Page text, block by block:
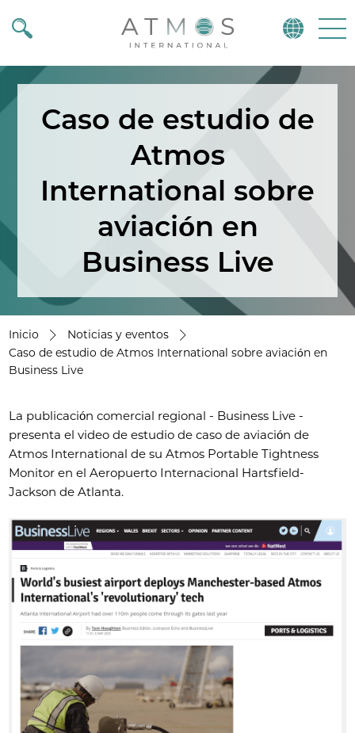
Atmos
Caso de estudio de
Atmos
International sobre
aviación en
Business Live
Inicio
Noticias y eventos
Caso de estudio de Atmos International sobre aviación en
Business Live
La publicación comercial regional - Business Live -
presenta el video de estudio de caso de aviación de
Atmos International de su Atmos Portable Tightness
Monitor en el Aeropuerto Internacional Hartsfield-
Jackson de Atlanta.